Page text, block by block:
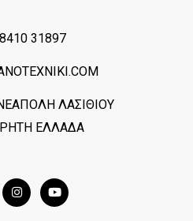
31897
ΛΑΣΙΘΙΟΥ
ΕΛΛΑΔΑ